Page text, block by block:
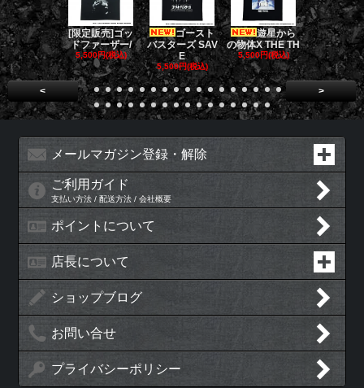
[限定販売]ゴッ
ドファーザー/
5,500円(税込)
ゴースト
バスターズ SAV
E
5,500円(税込)
遊星から
の物体X THE TH
5,500円(税込)
ダークナイ
リロジー/
5,500円(税
< >
メールマガジン登録・解除
ご利用ガイド
支払い方法 / 配送方法 / 会社概要
ポイントについて
店長について
ショップブログ
お問い合せ
プライバシーポリシー